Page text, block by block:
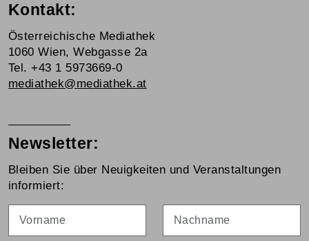
Kontakt:
Österreichische Mediathek
1060 Wien, Webgasse 2a
Tel. +43 1 5973669-0
mediathek@mediathek.at
Newsletter:
Bleiben Sie über Neuigkeiten und Veranstaltungen
informiert: